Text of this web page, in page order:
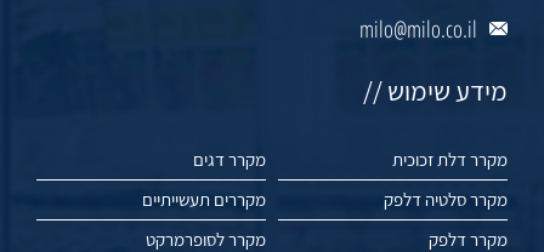
milo@milo.co.il
מידע שימוש //
מקרר דלת זכוכית
מקרר דגים
מקרר סלטיה דלפק
מקררים תעשייתיים
מקרר דלפק
מקרר לסופרמרקט